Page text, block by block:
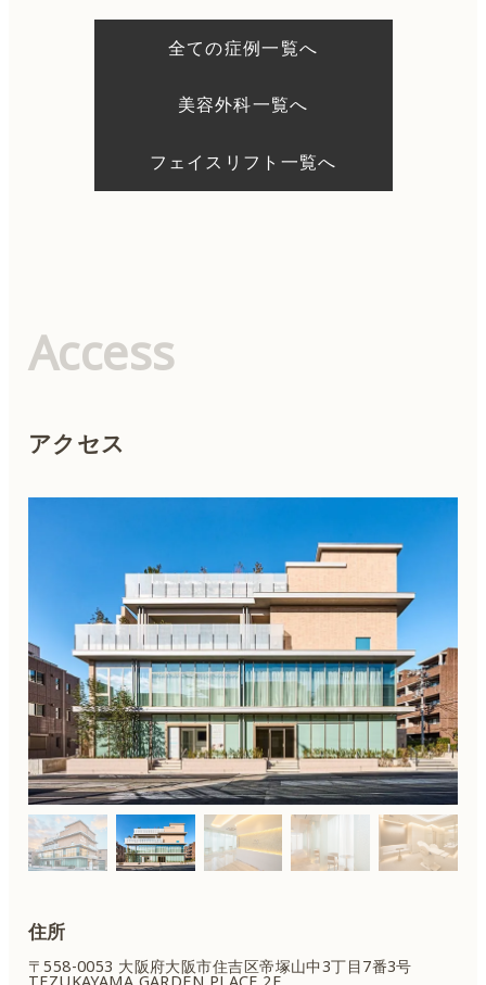
全ての症例一覧へ
美容外科一覧へ
フェイスリフト一覧へ
Access
アクセス
住所
〒558-0053 大阪府大阪市住吉区帝塚山中3丁目7番3号